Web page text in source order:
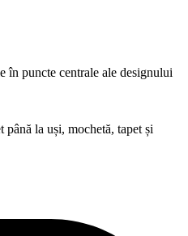
în puncte centrale ale designului
la uși, mochetă, tapet și